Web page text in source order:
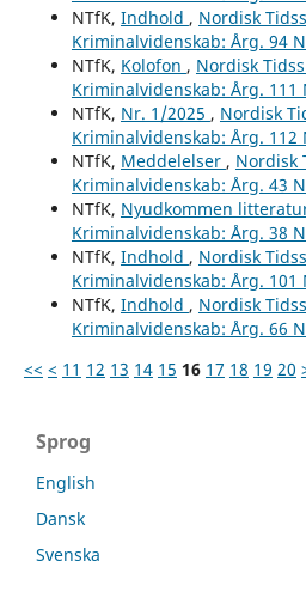
NTfK, Indhold , Nordisk
Kriminalvidenskab: Årg. 94
NTfK, Kolofon , Nordisk
Kriminalvidenskab: Årg. 111
NTfK, Nr. 1/2025 , Nordisk
Kriminalvidenskab: Årg. 112
NTfK, Meddelelser , Nordisk
Kriminalvidenskab: Årg. 43
NTfK, Nyudkommen
Kriminalvidenskab: Årg. 38
NTfK, Indhold , Nordisk
Kriminalvidenskab: Årg. 101
NTfK, Indhold , Nordisk
Kriminalvidenskab: Årg. 66
<< < 11 12 13 14 15 16 17 18 19 20
Sprog
English
Dansk
Svenska